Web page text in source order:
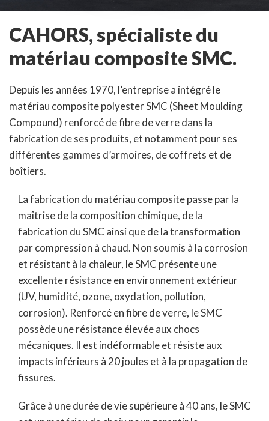
CAHORS, spécialiste du
matériau composite SMC.
Depuis les années 1970, l’entreprise a intégré le
matériau composite polyester SMC (Sheet Moulding
Compound) renforcé de fibre de verre dans la
fabrication de ses produits, et notamment pour ses
différentes gammes d’armoires, de coffrets et de
boîtiers.
La fabrication du matériau composite passe par la
maîtrise de la composition chimique, de la
fabrication du SMC ainsi que de la transformation
par compression à chaud. Non soumis à la corrosion
et résistant à la chaleur, le SMC présente une
excellente résistance en environnement extérieur
(UV, humidité, ozone, oxydation, pollution,
corrosion). Renforcé en fibre de verre, le SMC
possède une résistance élevée aux chocs
mécaniques. Il est indéformable et résiste aux
impacts inférieurs à 20 joules et à la propagation de
fissures.
Grâce à une durée de vie supérieure à 40 ans, le SMC